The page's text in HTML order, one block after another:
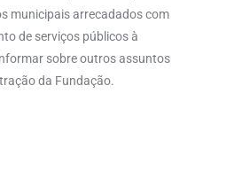
municipais arrecadados com
de serviços públicos à
sobre outros assuntos
da Fundação.